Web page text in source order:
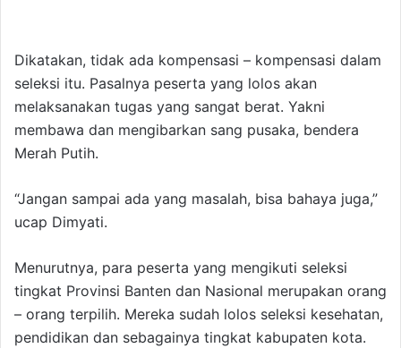
Dikatakan, tidak ada kompensasi – kompensasi dalam
seleksi itu. Pasalnya peserta yang lolos akan
melaksanakan tugas yang sangat berat. Yakni
membawa dan mengibarkan sang pusaka, bendera
Merah Putih.
“Jangan sampai ada yang masalah, bisa bahaya juga,”
ucap Dimyati.
Menurutnya, para peserta yang mengikuti seleksi
tingkat Provinsi Banten dan Nasional merupakan orang
– orang terpilih. Mereka sudah lolos seleksi kesehatan,
pendidikan dan sebagainya tingkat kabupaten kota.